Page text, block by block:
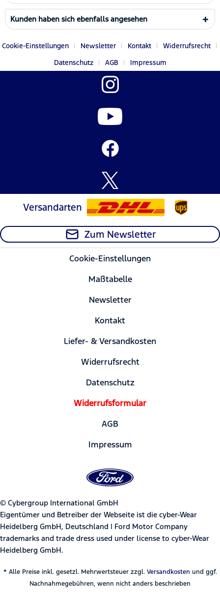
Kunden haben sich ebenfalls angesehen
Cookie-Einstellungen Newsletter Kontakt
Widerrufsrecht
Datenschutz
AGB Impressum
Versandarten
Zum Newsletter
Cookie-Einstellungen
Maßtabelle
Newsletter
Kontakt
Liefer- & Versandkosten
Widerrufsrecht
Datenschutz
Widerrufsformular
AGB
Impressum
© Cybergroup International GmbH
Eigentümer und Betreiber der Webseite ist die cyber-Wear
Heidelberg GmbH, Deutschland | Ford Motor Company
trademarks and trade dress used under license to cyber-Wear
Heidelberg GmbH.
* Alle Preise inkl. gesetzl. Mehrwertsteuer zzgl. Versandkosten und ggf.
Nachnahmegebühren, wenn nicht anders beschrieben